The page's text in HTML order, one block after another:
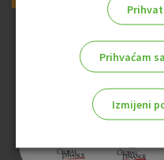
Prihvaćam
Izmijeni